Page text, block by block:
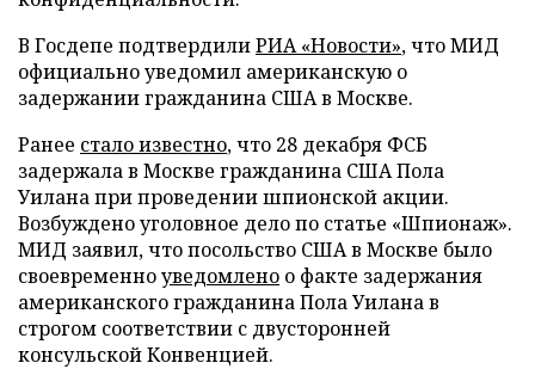
В Госдепе подтвердилиРИА «Новости», что МИД
официально уведомил американскую о
задержании гражданина США в Москве.
Ранее стало известно, что 28 декабря ФСБ
задержала в Москве гражданина США Пола
Уилана при проведении шпионской акции.
Возбуждено уголовное дело по статье «Шпионаж».
МИД заявил, что посольство США в Москве было
своевременноуведомлено о факте задержания
американского гражданина Пола Уилана в
строгом соответствии с двусторонней
консульской Конвенцией.